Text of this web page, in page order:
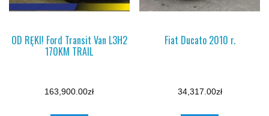
OD RĘKI! Ford Transit Van L3H2
170KM TRAIL
163,900.00zł
Fiat Ducato 2010 r.
34,317.00zł